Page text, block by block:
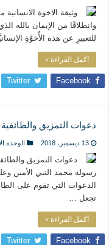
وثيقة الاخوة
وانطلاقًا من الإيمان بالله
للتعبيرِ عن هذه الأُخوَّةِ
أكمل القراءة »
Facebook
Twitter
دعوات التمزيق
13 ديسمبر، 2018 الوحدة
دعوات التمزيق
رسوله محمد النبي الأمين
الدعوات التي تقوم على
تجعل …
أكمل القراءة »
Facebook
Twitter